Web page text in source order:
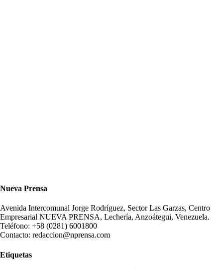
Nueva Prensa
Avenida Intercomunal Jorge Rodríguez, Sector Las Garzas, Centro
Empresarial NUEVA PRENSA, Lechería, Anzoátegui, Venezuela.
Teléfono: +58 (0281) 6001800
Contacto: redaccion@nprensa.com
Etiquetas